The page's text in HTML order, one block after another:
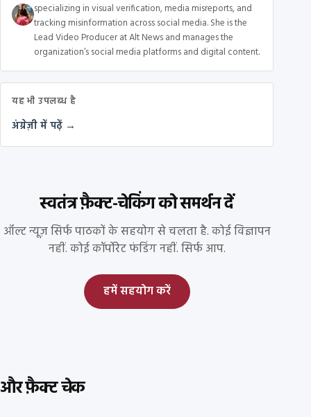
specializing in visual verification, media misreports, and
tracking misinformation across social media. She is the
Lead Video Producer at Alt News and manages the
organization’s social media platforms and digital content.
यह भी उपलब्ध है
अंग्रेज़ी में पढ़ें →
स्वतंत्र फ़ैक्ट-चेकिंग को समर्थन दें
ऑल्ट न्यूज़ सिर्फ पाठकों के सहयोग से चलता है. कोई विज्ञापन
नहीं. कोई कॉर्पोरेट फंडिंग नहीं. सिर्फ आप.
हमें सहयोग करें
और फ़ैक्ट चेक